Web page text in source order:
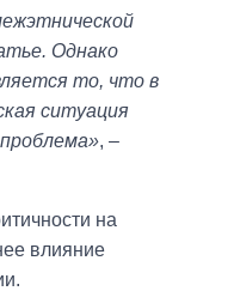
Однако
то, что в
ситуация
, –
на
влияние